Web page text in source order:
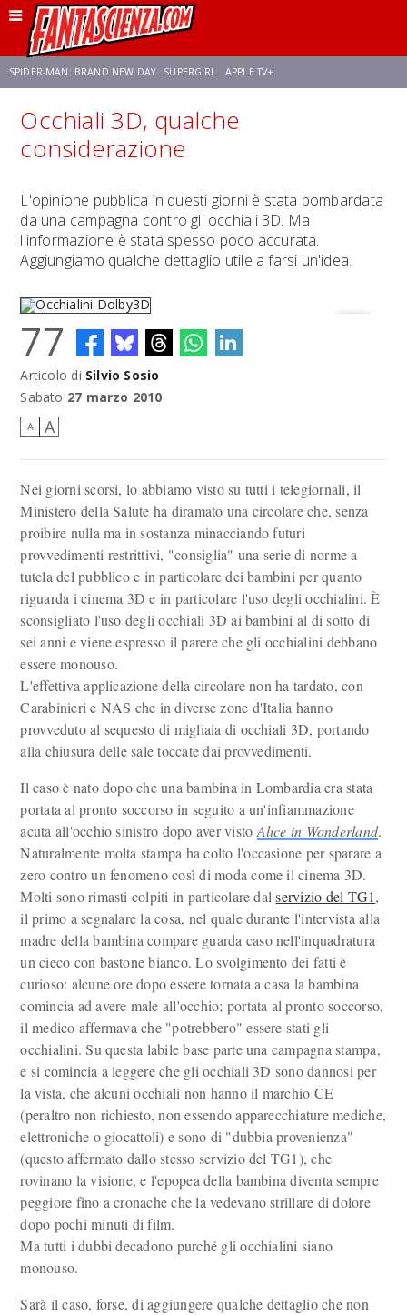
SPIDER-MAN: BRAND NEW DAY SUPERGIRL APPLE TV+
FRANCO RICCIARDIELLO ZENDAYA STAR TREK
Occhiali 3D, qualche
considerazione
L'opinione pubblica in questi giorni è stata bombardata
da una campagna contro gli occhiali 3D. Ma
l'informazione è stata spesso poco accurata.
Aggiungiamo qualche dettaglio utile a farsi un'idea.
Occhialini Dolby3D
77
Articolo di Silvio Sosio
Sabato 27 marzo 2010
A A
Nei giorni scorsi, lo abbiamo visto su tutti i telegiornali, il
Ministero della Salute ha diramato una circolare che, senza
proibire nulla ma in sostanza minacciando futuri
provvedimenti restrittivi, "consiglia" una serie di norme a
tutela del pubblico e in particolare dei bambini per quanto
riguarda i cinema 3D e in particolare l'uso degli occhialini. È
sconsigliato l'uso degli occhiali 3D ai bambini al di sotto di
sei anni e viene espresso il parere che gli occhialini debbano
essere monouso.
L'effettiva applicazione della circolare non ha tardato, con
Carabinieri e NAS che in diverse zone d'Italia hanno
provveduto al sequesto di migliaia di occhiali 3D, portando
alla chiusura delle sale toccate dai provvedimenti.
Il caso è nato dopo che una bambina in Lombardia era stata
portata al pronto soccorso in seguito a un'infiammazione
acuta all'occhio sinistro dopo aver visto Alice in Wonderland.
Naturalmente molta stampa ha colto l'occasione per sparare a
zero contro un fenomeno così di moda come il cinema 3D.
Molti sono rimasti colpiti in particolare dalservizio del TG1,
il primo a segnalare la cosa, nel quale durante l'intervista alla
madre della bambina compare guarda caso nell'inquadratura
un cieco con bastone bianco. Lo svolgimento dei fatti è
curioso: alcune ore dopo essere tornata a casa la bambina
comincia ad avere male all'occhio; portata al pronto soccorso,
il medico affermava che "potrebbero" essere stati gli
occhialini. Su questa labile base parte una campagna stampa,
e si comincia a leggere che gli occhiali 3D sono dannosi per
la vista, che alcuni occhiali non hanno il marchio CE
(peraltro non richiesto, non essendo apparecchiature mediche,
elettroniche o giocattoli) e sono di "dubbia provenienza"
(questo affermato dallo stesso servizio del TG1), che
rovinano la visione, e l'epopea della bambina diventa sempre
peggiore fino a cronache che la vedevano strillare di dolore
dopo pochi minuti di film.
Ma tutti i dubbi decadono purché gli occhialini siano
monouso.
Sarà il caso, forse, di aggiungere qualche dettaglio che non